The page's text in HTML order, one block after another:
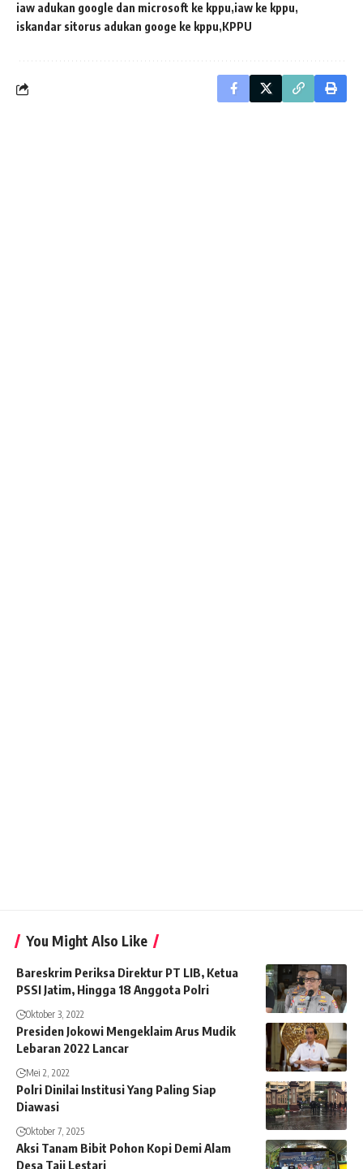
iaw adukan google dan microsoft ke kppu iaw ke kppu
iskandar sitorus adukan googe ke kppu KPPU
You Might Also Like
Bareskrim Periksa Direktur PT LIB, Ketua
PSSI Jatim, Hingga 18 Anggota Polri
Oktober 3, 2022
Presiden Jokowi Mengeklaim Arus Mudik
Lebaran 2022 Lancar
Mei 2, 2022
Polri Dinilai Institusi Yang Paling Siap
Diawasi
Oktober 7, 2025
Aksi Tanam Bibit Pohon Kopi Demi Alam
Desa Taji Lestari